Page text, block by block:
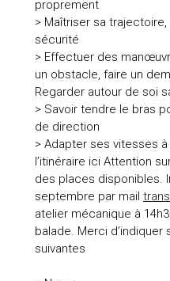
proprement
> Maîtriser sa
sécurité
> Effectuer des
un obstacle, faire un
Regarder autour de soi
> Savoir tendre le bras
de direction
> Adapter ses vitesses
l’itinéraire ici Attention
des places disponibles.
septembre par mail
atelier mécanique à
balade. Merci d’indiquer
suivantes